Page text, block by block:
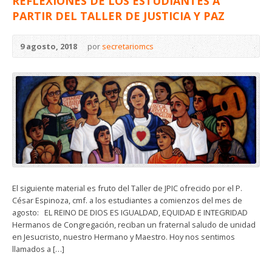
PARTIR DEL TALLER DE JUSTICIA Y PAZ
9 agosto, 2018 por secretariomcs
El siguiente material es fruto del Taller de JPIC ofrecido por el P.
César Espinoza, cmf. a los estudiantes a comienzos del mes de
agosto: EL REINO DE DIOS ES IGUALDAD, EQUIDAD E INTEGRIDAD
Hermanos de Congregación, reciban un fraternal saludo de unidad
en Jesucristo, nuestro Hermano y Maestro. Hoy nos sentimos
llamados a […]